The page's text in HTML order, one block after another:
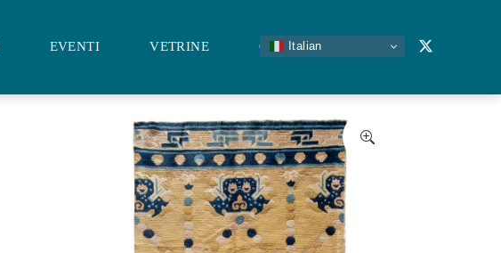
EVENTI VETRINE CONTATTI
Italian